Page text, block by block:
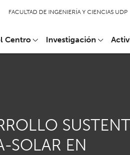
FACULTAD DE INGENIERÍA Y CIENCIAS UDP
Centro Investigación
SOLAR EN